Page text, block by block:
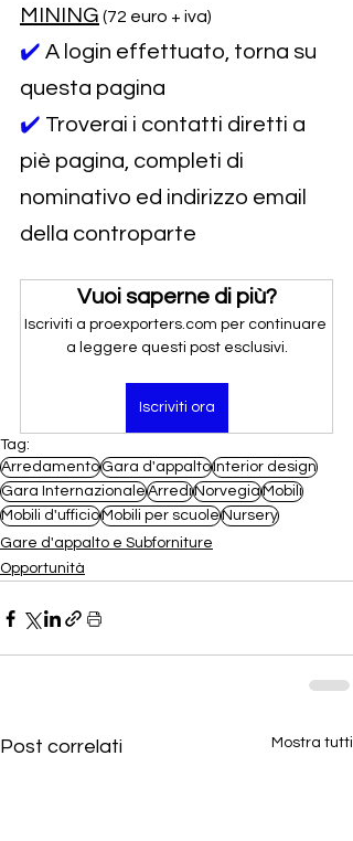
MINING (72 euro + iva)
✔️ A login effettuato, torna su
questa pagina
✔️ Troverai i contatti diretti a
piè pagina, completi di
nominativo ed indirizzo email
della controparte
Vuoi saperne di più?
Iscriviti a proexporters.com per continuare
a leggere questi post esclusivi.
Iscriviti ora
Tag:
ArredamentoGara d'appaltoInterior design
Gara InternazionaleArrediNorvegiaMobili
Mobili d'ufficioMobili per scuoleNursery
Gare d'appalto e Subforniture
Opportunità
Post correlati Mostra tutti